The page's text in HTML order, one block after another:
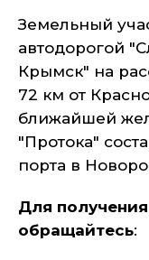
Земельный
автодорогой
Крымск" на
72 км от
ближайшей
"Протока"
порта в
Для
обращайтесь: